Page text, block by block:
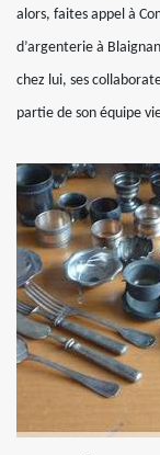
alors, faites appel à
d’argenterie à
chez lui, ses
partie de son équipe